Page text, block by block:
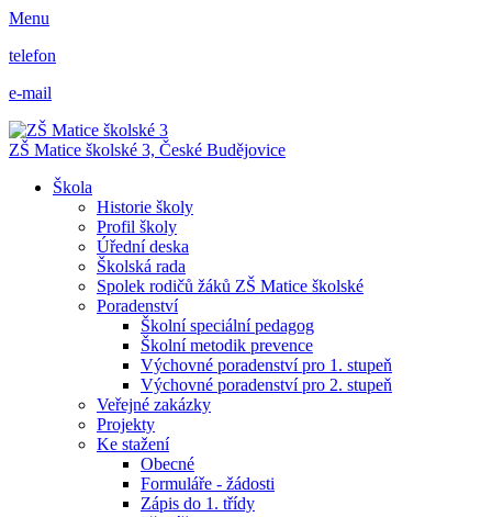
Menu
telefon
e-mail
ZŠ Matice školské 3, České Budějovice
Škola
Historie školy
Profil školy
Úřední deska
Školská rada
Spolek rodičů žáků ZŠ Matice školské
Poradenství
Školní speciální pedagog
Školní metodik prevence
Výchovné poradenství pro 1. stupeň
Výchovné poradenství pro 2. stupeň
Veřejné zakázky
Projekty
Ke stažení
Obecné
Formuláře - žádosti
Zápis do 1. třídy